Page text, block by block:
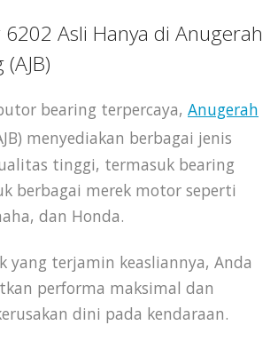
Asli Hanya di Anugerah
bearing terpercaya, Anugerah
menyediakan berbagai jenis
tinggi, termasuk bearing
berbagai merek motor seperti
dan Honda.
yang terjamin keasliannya, Anda
performa maksimal dan
dini pada kendaraan.